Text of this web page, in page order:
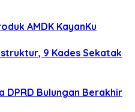
AMDK KayanKu
9 Kades Sekatak
DPRD Bulungan Berakhir